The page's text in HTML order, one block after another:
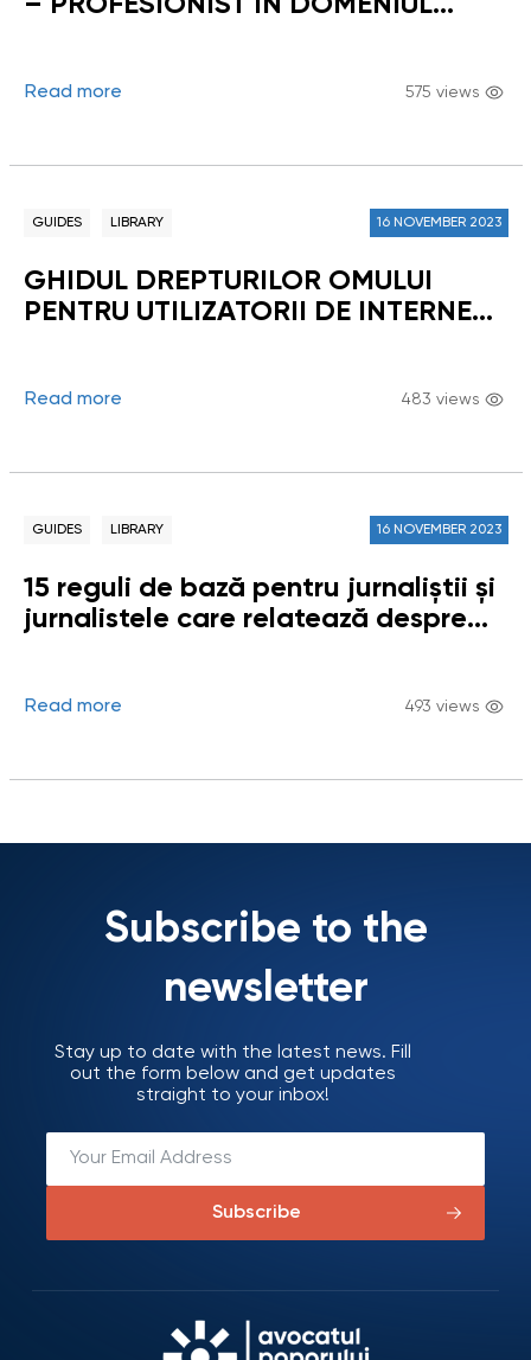
Read more 575 views
GUIDES LIBRARY 16 NOVEMBER 2023
GHIDUL DREPTURILOR OMULUI
PENTRU UTILIZATORII DE INTERNET
Read more 483 views
GUIDES LIBRARY 16 NOVEMBER 2023
15 reguli de bază pentru jurnaliștii și
jurnalistele care relatează despre
Read more 493 views
Subscribe to the
newsletter
Stay up to date with the latest news. Fill
out the form below and get updates
straight to your inbox!
Subscribe